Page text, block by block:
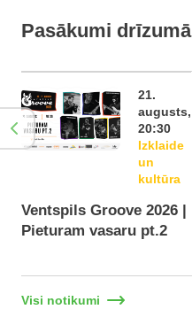
Pasākumi drīzumā
21.
augusts,
20:30
Izklaide
un
kultūra
Ventspils Groove 2026 |
Pieturam vasaru pt.2
Visi notikumi